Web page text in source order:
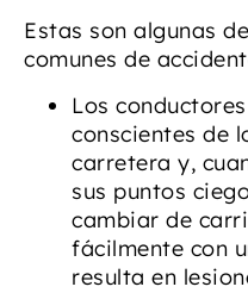
Estas son algunas
comunes de
Los
conscientes de
carretera y,
sus puntos
cambiar de
fácilmente con
resulta en